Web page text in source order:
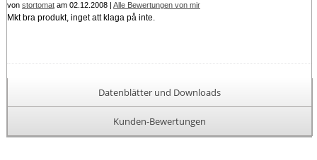
von stortomatam 02.12.2008 | Alle Bewertungen von mir
Mkt bra produkt, inget att klaga på inte.
Datenblätter und Downloads
Kunden-Bewertungen